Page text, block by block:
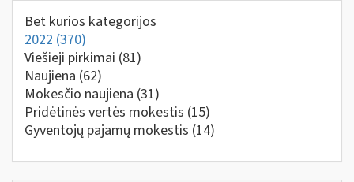
Bet kurios kategorijos
2022 (370)
Viešieji pirkimai (81)
Naujiena (62)
Mokesčio naujiena (31)
Pridėtinės vertės mokestis (15)
Gyventojų pajamų mokestis (14)